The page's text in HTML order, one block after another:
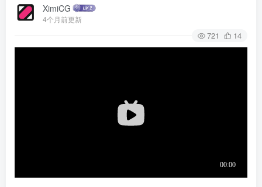
XimiCG
4个月前更新
721 14